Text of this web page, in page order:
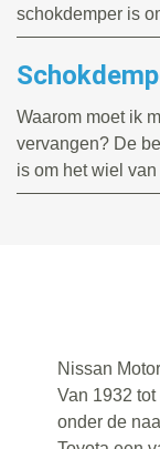
schokdemper is
Waarom moet ik
vervangen? De
is om het wiel
Nissan
Van 1932
onder de